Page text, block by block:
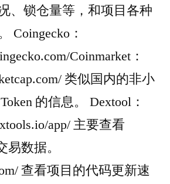
、锁仓量等，和项目各种
Coingecko：
Coinmarket：
类似国内的非小
的信息。 Dextool：
app/ 主要查看
易数据。
查看项目的代码更新速